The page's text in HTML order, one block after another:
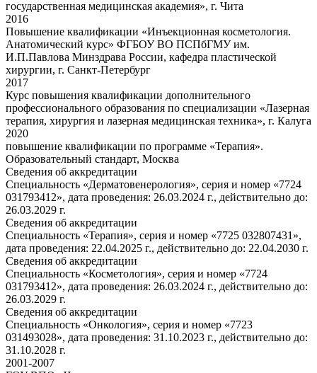
государственная медицинская академия», г. Чита
2016
Повышение квалификации «Инъекционная косметология.
Анатомический курс» ФГБОУ ВО ПСПбГМУ им.
И.П.Павлова Минздрава России, кафедра пластической
хирургии, г. Санкт-Петербург
2017
Курс повышения квалификации дополнительного
профессионального образования по специализации «Лазерная
терапия, хирургия и лазерная медицинская техника», г. Калуга
2020
повышение квалификации по программе «Терапия».
Образовательный стандарт, Москва
Сведения об аккредитации
Специальность «Дерматовенерология», серия и номер «7724
031793412», дата проведения: 26.03.2024 г., действительно до:
26.03.2029 г.
Сведения об аккредитации
Специальность «Терапия», серия и номер «7725 032807431»,
дата проведения: 22.04.2025 г., действительно до: 22.04.2030 г.
Сведения об аккредитации
Специальность «Косметология», серия и номер «7724
031793412», дата проведения: 26.03.2024 г., действительно до:
26.03.2029 г.
Сведения об аккредитации
Специальность «Онкология», серия и номер «7723
031493028», дата проведения: 31.10.2023 г., действительно до:
31.10.2028 г.
2001-2007